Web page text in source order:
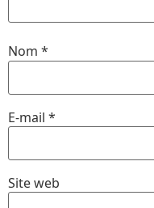
Nom *
E-mail *
Site web